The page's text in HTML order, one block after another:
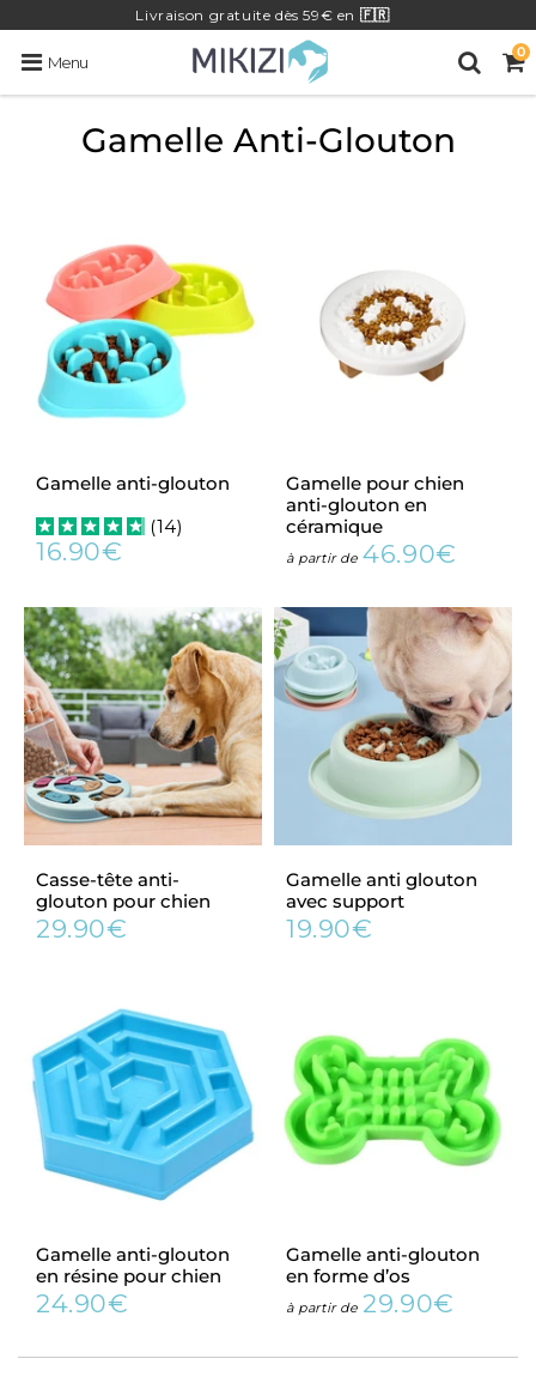
Livraison gratuite dès 59€ en 🇫🇷
Menu
0
Gamelle Anti-Glouton
Gamelle anti-glouton
(14)
Prix
16.90€
Gamelle pour chien
anti-glouton en
céramique
à partir dePrix
46.90€
Casse-tête anti-
glouton pour chien
Prix
29.90€
Gamelle anti glouton
avec support
Prix
19.90€
Gamelle anti-glouton
en résine pour chien
Prix
24.90€
Gamelle anti-glouton
en forme d’os
à partir de Prix
29.90€